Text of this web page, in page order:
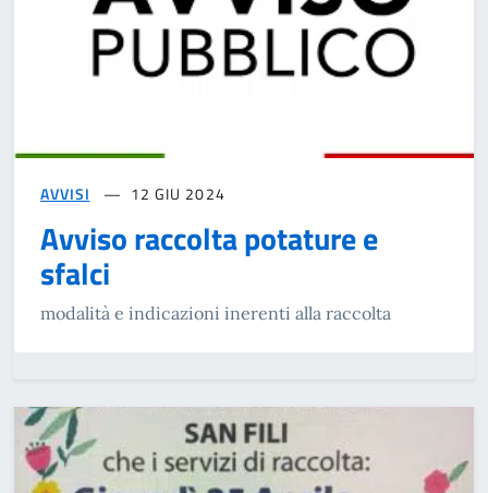
AVVISI 12 GIU 2024
Avviso raccolta potature e
sfalci
modalità e indicazioni inerenti alla raccolta